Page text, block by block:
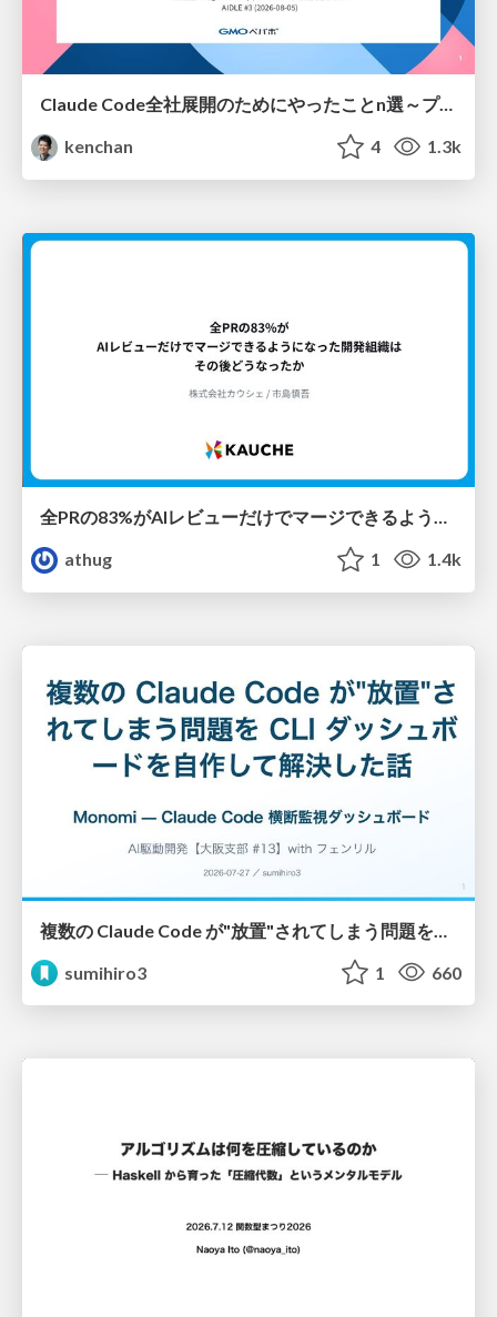
Claude Code全社展開のためにやったことn選～プラグイン302個・コミッター271人を支えるために～
kenchan
4 1.3k
全PRの83%がAIレビューだけでマージできるようになった開発組織はその後どうなったか
athug
1 1.4k
sumihiro3
1 660